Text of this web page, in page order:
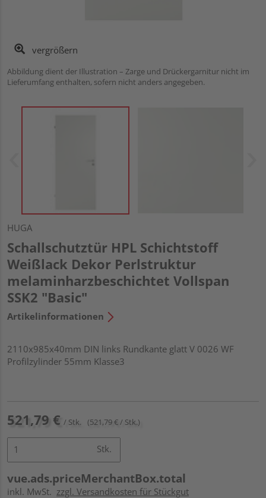
vergrößern
Abbildung dient der Illustration – Zarge und Drückergarnitur nicht im
Lieferumfang enthalten, sofern nicht anders angegeben.
HUGA
Schallschutztür HPL Schichtstoff
Weißlack Dekor Perlstruktur
melaminharzbeschichtet Vollspan
SSK2 "Basic"
Artikelinformationen
2110x985x40mm DIN links Rundkante glatt V 0026 WF
Profilzylinder 55mm Klasse3
521,79 € / Stk. (521,79 € / Stk.)
Stk.
vue.ads.priceMerchantBox.total
inkl. MwSt. zzgl. Versandkosten für Stückgut